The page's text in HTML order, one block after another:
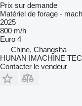
Prix sur demande
Matériel de forage -
2025
800 m/h
Euro 4
Chine, Changsha
HUNAN IMACHINE
Contacter le vendeur